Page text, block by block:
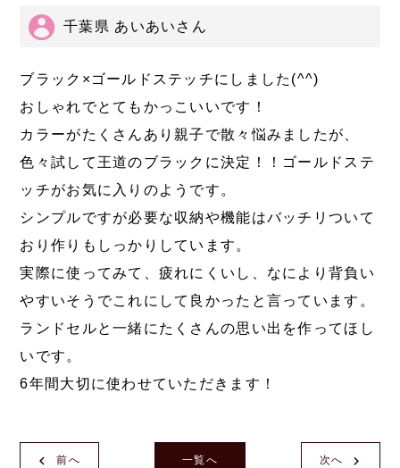
千葉県 あいあいさん
ブラック×ゴールドステッチにしました(^^)
おしゃれでとてもかっこいいです！
カラーがたくさんあり親子で散々悩みましたが、
色々試して王道のブラックに決定！！ゴールドステ
ッチがお気に入りのようです。
シンプルですが必要な収納や機能はバッチリついて
おり作りもしっかりしています。
実際に使ってみて、疲れにくいし、なにより背負い
やすいそうでこれにして良かったと言っています。
ランドセルと一緒にたくさんの思い出を作ってほし
いです。
6年間大切に使わせていただきます！
前へ 次へ
一覧へ